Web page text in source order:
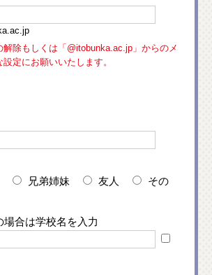
除もしくは「@itobunka.ac.jp」からのメ
定にお願いいたします。
兄弟姉妹 友人
その
場合は学校名を入力